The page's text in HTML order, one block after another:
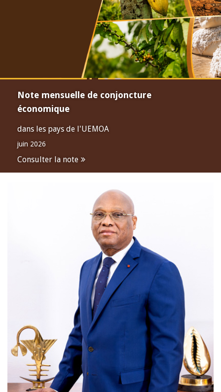
Note mensuelle de conjoncture
économique
dans les pays de l'UEMOA
juin 2026
Consulter la note